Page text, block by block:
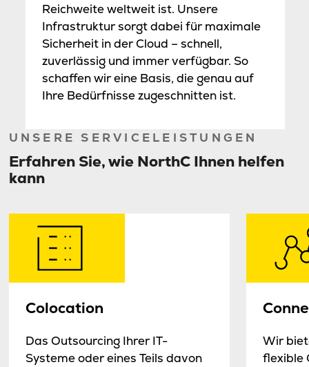
Reichweite weltweit ist. Unsere
Infrastruktur sorgt dabei für maximale
Sicherheit in der Cloud – schnell,
zuverlässig und immer verfügbar. So
schaffen wir eine Basis, die genau auf
Ihre Bedürfnisse zugeschnitten ist.
UNSERE SERVICELEISTUNGEN
Erfahren Sie, wie NorthC Ihnen helfen
kann
Colocation
Das Outsourcing Ihrer IT-
Systeme oder eines Teils davon
Wir
flexible